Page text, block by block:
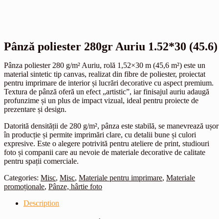
Pânză poliester 280gr Auriu 1.52*30 (45.6)
Pânza poliester 280 g/m² Auriu, rolă 1,52×30 m (45,6 m²) este un
material sintetic tip canvas, realizat din fibre de poliester, proiectat
pentru imprimare de interior și lucrări decorative cu aspect premium.
Textura de pânză oferă un efect „artistic”, iar finisajul auriu adaugă
profunzime și un plus de impact vizual, ideal pentru proiecte de
prezentare și design.
Datorită densității de 280 g/m², pânza este stabilă, se manevrează ușor
în producție și permite imprimări clare, cu detalii bune și culori
expresive. Este o alegere potrivită pentru ateliere de print, studiouri
foto și companii care au nevoie de materiale decorative de calitate
pentru spații comerciale.
Categories: Misc, Misc, Materiale pentru imprimare, Materiale
promoționale, Pânze, hârtie foto
Description